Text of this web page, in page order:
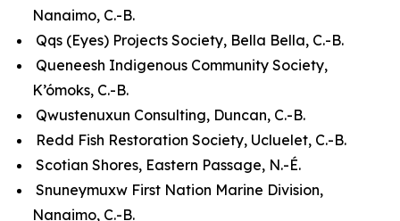
Nanaimo, C.-B.
Qqs (Eyes) Projects Society, Bella Bella, C.-B.
Queneesh Indigenous Community Society,
K’ómoks, C.-B.
Qwustenuxun Consulting, Duncan, C.-B.
Redd Fish Restoration Society, Ucluelet, C.-B.
Scotian Shores, Eastern Passage, N.-É.
Snuneymuxw First Nation Marine Division,
Nanaimo, C.-B.